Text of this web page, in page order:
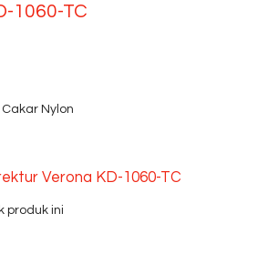
1060-TC
Nylon
Verona KD-1060-TC
produk ini